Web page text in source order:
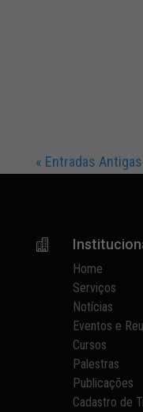
« Entradas Antigas

Home
Serviços
Notícias
Eventos e
Cursos
Palestras
Publicações
Cadastro de